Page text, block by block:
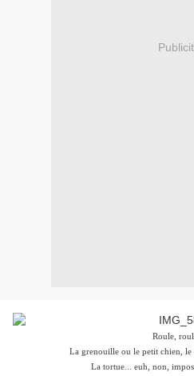
Roule,
La grenouille ou le petit chien, le
La tortue... euh, non,